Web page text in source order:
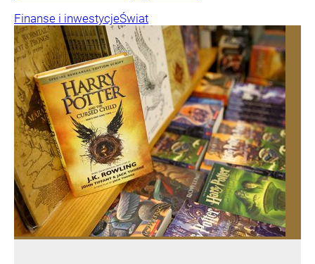
Finanse i inwestycjeŚwiat